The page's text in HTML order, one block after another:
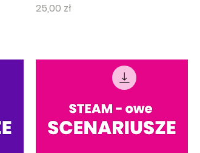
Cena
25,00 zł